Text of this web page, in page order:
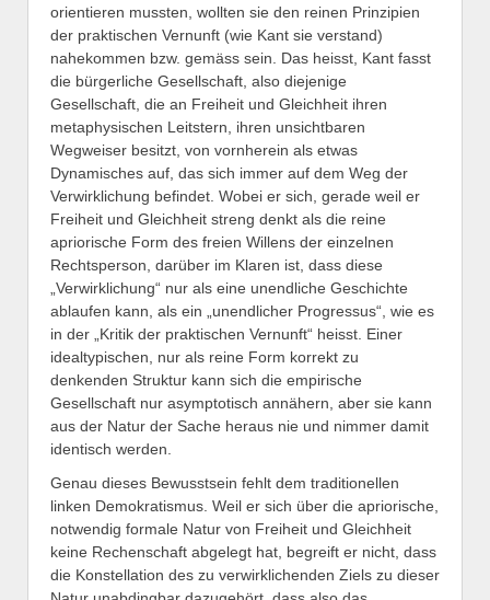
orientieren mussten, wollten sie den reinen Prinzipien
der praktischen Vernunft (wie Kant sie verstand)
nahekommen bzw. gemäss sein. Das heisst, Kant fasst
die bürgerliche Gesellschaft, also diejenige
Gesellschaft, die an Freiheit und Gleichheit ihren
metaphysischen Leitstern, ihren unsichtbaren
Wegweiser besitzt, von vornherein als etwas
Dynamisches auf, das sich immer auf dem Weg der
Verwirklichung befindet. Wobei er sich, gerade weil er
Freiheit und Gleichheit streng denkt als die reine
apriorische Form des freien Willens der einzelnen
Rechtsperson, darüber im Klaren ist, dass diese
„Verwirklichung“ nur als eine unendliche Geschichte
ablaufen kann, als ein „unendlicher Progressus“, wie es
in der „Kritik der praktischen Vernunft“ heisst. Einer
idealtypischen, nur als reine Form korrekt zu
denkenden Struktur kann sich die empirische
Gesellschaft nur asymptotisch annähern, aber sie kann
aus der Natur der Sache heraus nie und nimmer damit
identisch werden.
Genau dieses Bewusstsein fehlt dem traditionellen
linken Demokratismus. Weil er sich über die apriorische,
notwendig formale Natur von Freiheit und Gleichheit
keine Rechenschaft abgelegt hat, begreift er nicht, dass
die Konstellation des zu verwirklichenden Ziels zu dieser